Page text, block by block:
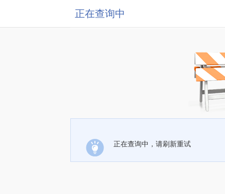
正在查询中
正在查询中，请刷新重试